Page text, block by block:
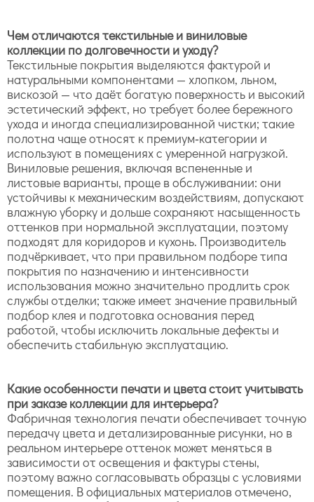
Чем отличаются текстильные и виниловые
коллекции по долговечности и уходу?
Текстильные покрытия выделяются фактурой и
натуральными компонентами — хлопком, льном,
вискозой — что даёт богатую поверхность и высокий
эстетический эффект, но требует более бережного
ухода и иногда специализированной чистки; такие
полотна чаще относят к премиум‑категории и
используют в помещениях с умеренной нагрузкой.
Виниловые решения, включая вспененные и
листовые варианты, проще в обслуживании: они
устойчивы к механическим воздействиям, допускают
влажную уборку и дольше сохраняют насыщенность
оттенков при нормальной эксплуатации, поэтому
подходят для коридоров и кухонь. Производитель
подчёркивает, что при правильном подборе типа
покрытия по назначению и интенсивности
использования можно значительно продлить срок
службы отделки; также имеет значение правильный
подбор клея и подготовка основания перед
работой, чтобы исключить локальные дефекты и
обеспечить стабильную эксплуатацию.
Какие особенности печати и цвета стоит учитывать
при заказе коллекции для интерьера?
Фабричная технология печати обеспечивает точную
передачу цвета и детализированные рисунки, но в
реальном интерьере оттенок может меняться в
зависимости от освещения и фактуры стены,
поэтому важно согласовывать образцы с условиями
помещения. В официальных материалов отмечено,